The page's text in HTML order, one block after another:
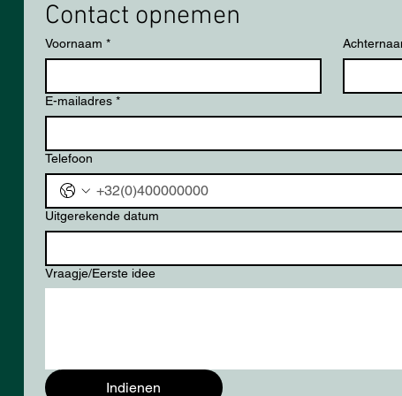
Contact opnemen
Voornaam *
E-mailadres *
Telefoon
Uitgerekende datum
Vraagje/Eerste idee
Indienen